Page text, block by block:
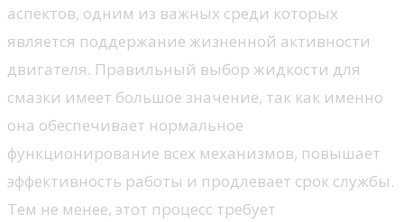
аспектов, одним из важных среди которых
является поддержание жизненной активности
двигателя. Правильный выбор жидкости для
смазки имеет большое значение, так как именно
она обеспечивает нормальное
функционирование всех механизмов, повышает
эффективность работы и продлевает срок службы.
Тем не менее, этот процесс требует